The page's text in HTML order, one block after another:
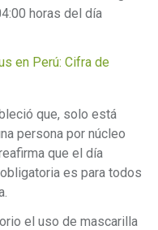
horas del día
en Perú: Cifra de
que, solo está
persona por núcleo
que el día
es para todos
el uso de mascarilla